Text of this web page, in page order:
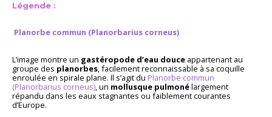
Légende :
Planorbe commun (Planorbarius corneus)
L’image montre un gastéropode d’eau douce appartenant au
groupe des planorbes, facilement reconnaissable à sa coquille
enroulée en spirale plane. Il s’agit du Planorbe commun
(Planorbarius corneus), un mollusque pulmonélargement
répandu dans les eaux stagnantes ou faiblement courantes
d’Europe.